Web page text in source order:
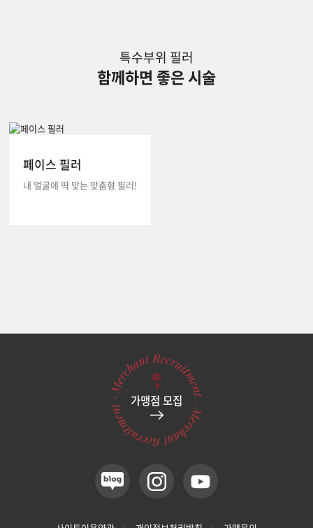
특수부위 필러
함께하면 좋은 시술
페이스 필러
내 얼굴에 딱 맞는 맞춤형 필러!
가맹점 모집